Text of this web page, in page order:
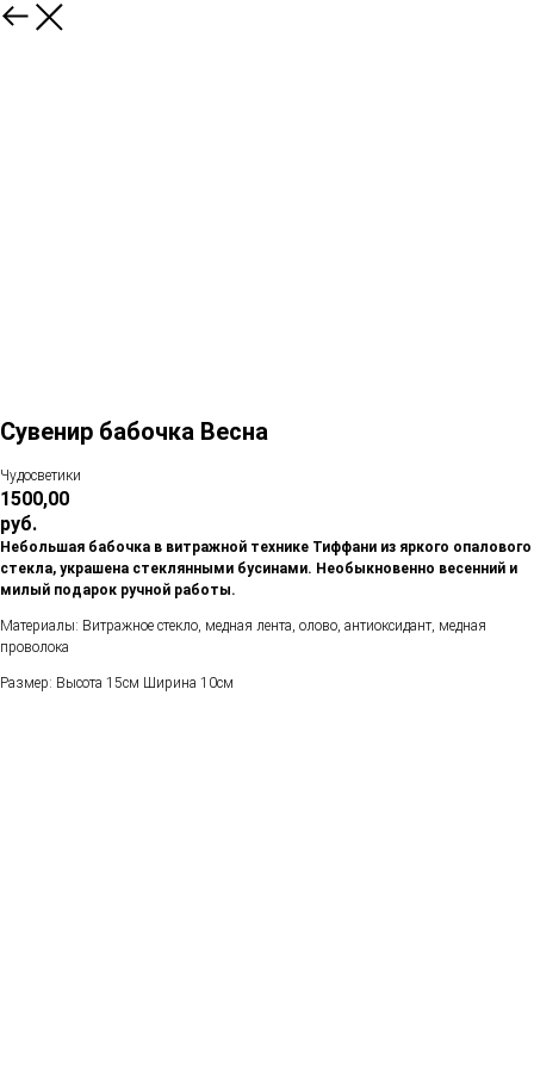
Сувенир бабочка Весна
Чудосветики
1500,00
руб.
Небольшая бабочка в витражной технике Тиффани из яркого опалового
стекла, украшена стеклянными бусинами. Необыкновенно весенний и
милый подарок ручной работы.
Материалы: Витражное стекло, медная лента, олово, антиоксидант, медная
проволока
Размер: Высота 15см Ширина 10см